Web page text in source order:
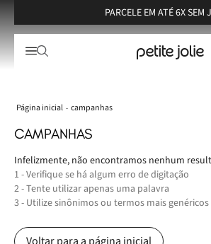
PARCELE EM ATÉ 6X SEM
campanhas
CAMPANHAS
Infelizmente, não encontramos nenhum
1 - Verifique se há algum erro de digitação
2 - Tente utilizar apenas uma palavra
3 - Utilize sinônimos ou termos mais genéricos